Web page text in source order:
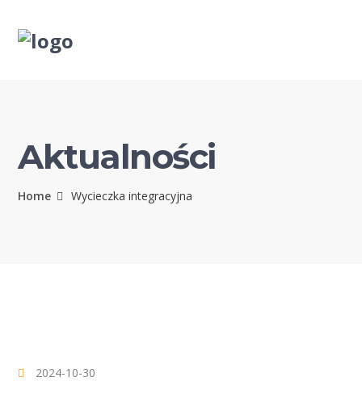
Aktualności
Home Wycieczka integracyjna
2024-10-30